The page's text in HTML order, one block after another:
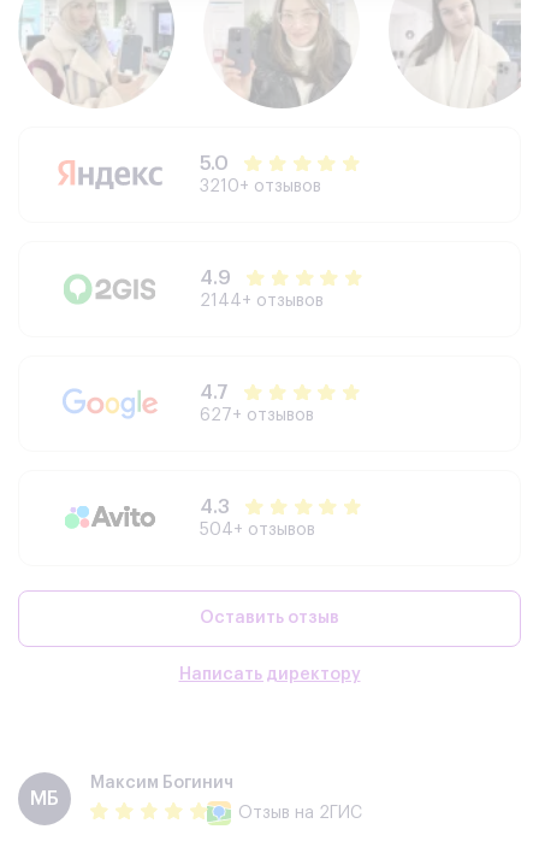
5.0
3210+ отзывов
4.9
2144+ отзывов
4.7
627+ отзывов
4.3
504+ отзывов
Оставить отзыв
Написать директору
МБ
Максим Богинич
Отзыв на 2ГИС